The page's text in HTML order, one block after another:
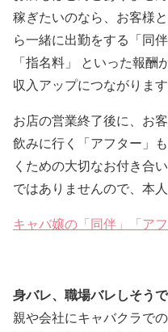
稼ぎたいのなら、お客様
ら一緒に出勤をする「同伴
「指名料」 といった報酬
収入アップにつながります
お店の営業終了後に、お
飲みに行く「アフター」
くための大切なお付き合
ではありませんので、本
キャバ嬢の「同伴」「ア
身バレ、職場バレしそう
親や会社にキャバクラで